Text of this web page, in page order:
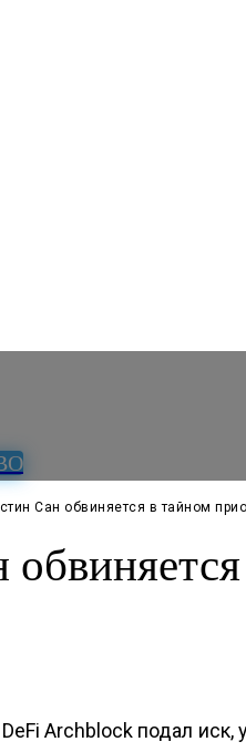
Сан обвиняется в тайном
Archblock подал